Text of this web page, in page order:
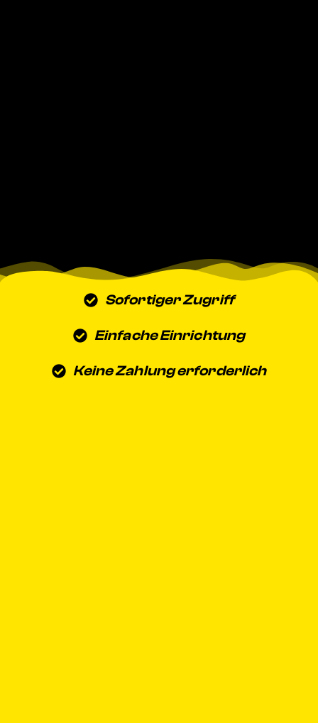
Sofortiger Zugriff
Einfache Einrichtung
Keine Zahlung erforderlich